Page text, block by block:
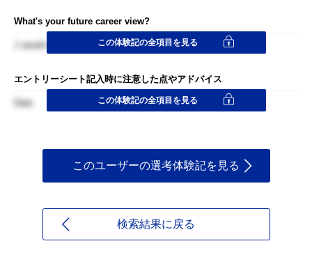
What's your future career view?
J would work in America without being the credit of Japanese
この体験記の全項目を見る
エントリーシート記入時に注意した点やアドバイス
Date この体験記の全項目を見る
このユーザーの選考体験記を見る
検索結果に戻る